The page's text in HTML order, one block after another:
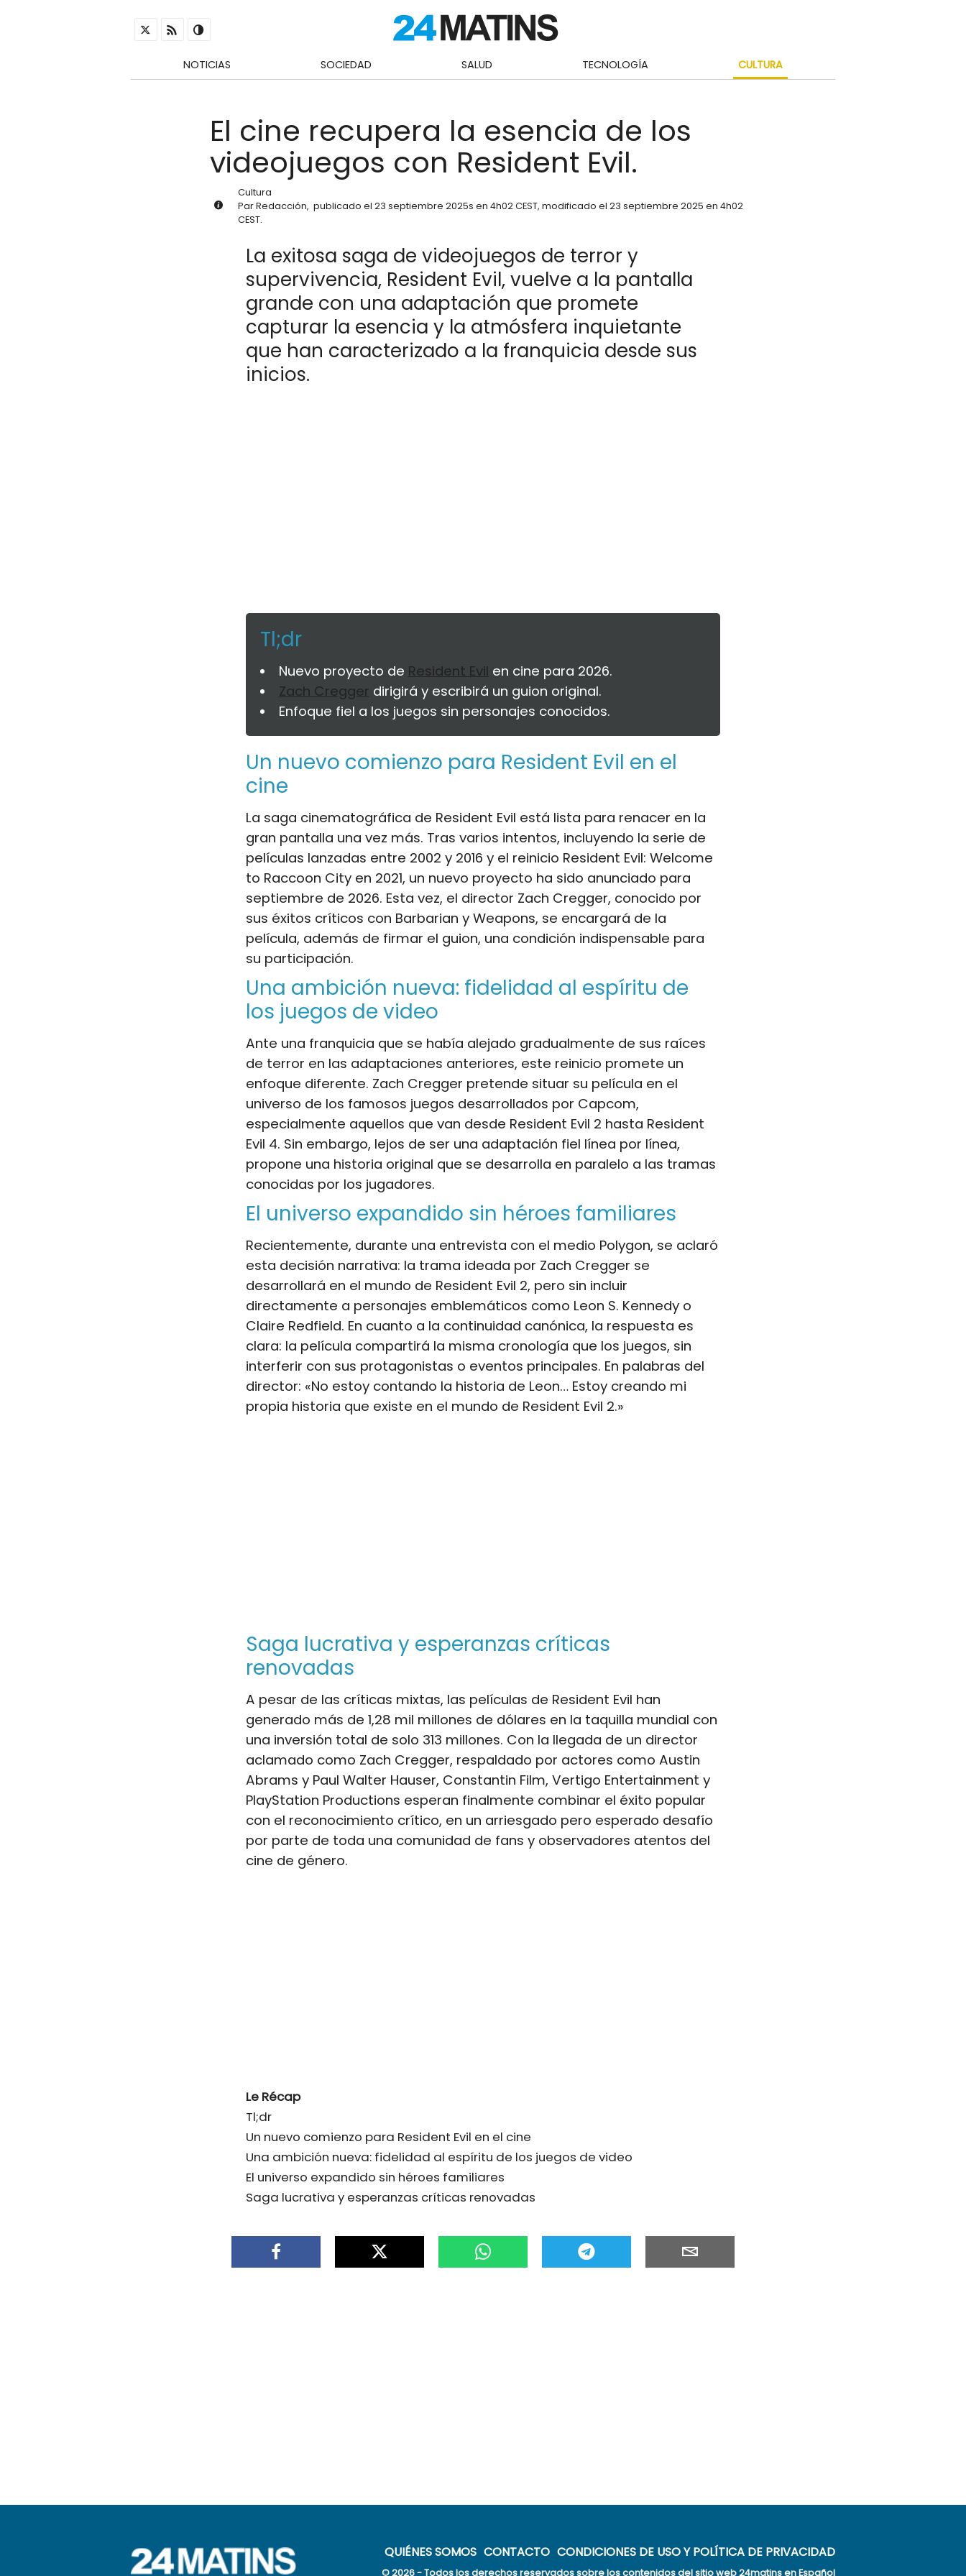
NOTICIAS SOCIEDAD SALUD TECNOLOGÍA CULTURA
El cine recupera la esencia de los
videojuegos con Resident Evil.
Cultura
ParRedacción, publicado el 23 septiembre 2025s en 4h02 CEST, modificado el 23 septiembre 2025 en 4h02
CEST.
La exitosa saga de videojuegos de terror y
supervivencia, Resident Evil, vuelve a la pantalla
grande con una adaptación que promete
capturar la esencia y la atmósfera inquietante
que han caracterizado a la franquicia desde sus
inicios.
Tl;dr
Nuevo proyecto de Resident Evil en cine para 2026.
Zach Cregger dirigirá y escribirá un guion original.
Enfoque fiel a los juegos sin personajes conocidos.
Un nuevo comienzo para Resident Evil en el
cine
La saga cinematográfica de Resident Evil está lista para renacer en la
gran pantalla una vez más. Tras varios intentos, incluyendo la serie de
películas lanzadas entre 2002 y 2016 y el reinicio Resident Evil: Welcome
to Raccoon City en 2021, un nuevo proyecto ha sido anunciado para
septiembre de 2026. Esta vez, el director Zach Cregger, conocido por
sus éxitos críticos con Barbarian y Weapons, se encargará de la
película, además de firmar el guion, una condición indispensable para
su participación.
Una ambición nueva: fidelidad al espíritu de
los juegos de video
Ante una franquicia que se había alejado gradualmente de sus raíces
de terror en las adaptaciones anteriores, este reinicio promete un
enfoque diferente. Zach Cregger pretende situar su película en el
universo de los famosos juegos desarrollados por Capcom,
especialmente aquellos que van desde Resident Evil 2 hasta Resident
Evil 4. Sin embargo, lejos de ser una adaptación fiel línea por línea,
propone una historia original que se desarrolla en paralelo a las tramas
conocidas por los jugadores.
El universo expandido sin héroes familiares
Recientemente, durante una entrevista con el medio Polygon, se aclaró
esta decisión narrativa: la trama ideada por Zach Cregger se
desarrollará en el mundo de Resident Evil 2, pero sin incluir
directamente a personajes emblemáticos como Leon S. Kennedy o
Claire Redfield. En cuanto a la continuidad canónica, la respuesta es
clara: la película compartirá la misma cronología que los juegos, sin
interferir con sus protagonistas o eventos principales. En palabras del
director: «No estoy contando la historia de Leon… Estoy creando mi
propia historia que existe en el mundo de Resident Evil 2.»
Saga lucrativa y esperanzas críticas
renovadas
A pesar de las críticas mixtas, las películas de Resident Evil han
generado más de 1,28 mil millones de dólares en la taquilla mundial con
una inversión total de solo 313 millones. Con la llegada de un director
aclamado como Zach Cregger, respaldado por actores como Austin
Abrams y Paul Walter Hauser, Constantin Film, Vertigo Entertainment y
PlayStation Productions esperan finalmente combinar el éxito popular
con el reconocimiento crítico, en un arriesgado pero esperado desafío
por parte de toda una comunidad de fans y observadores atentos del
cine de género.
Le Récap
Tl;dr
Un nuevo comienzo para Resident Evil en el cine
Una ambición nueva: fidelidad al espíritu de los juegos de video
El universo expandido sin héroes familiares
Saga lucrativa y esperanzas críticas renovadas
QUIÉNES SOMOS CONTACTO CONDICIONES DE USO Y POLÍTICA DE PRIVACIDAD
© 2026 - Todos los derechos reservados sobre los contenidos del sitio web 24matins en Español